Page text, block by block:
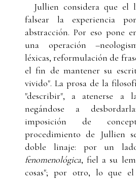
Jullien considera que el
falsear la experiencia
abstracción. Por eso pone
una operación
léxicas, reformulación de
el fin de mantener su
vivido". La prosa de la
"describir", a atenerse a
negándose a
imposición de
procedimiento de Jullien
doble linaje: por un
fenomenológica, fiel a su
cosas"; por otro, lo que